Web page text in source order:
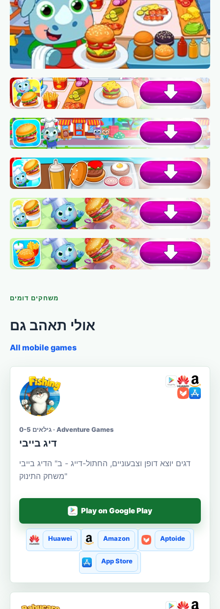
משחקים דומים
אולי תאהב גם
All mobile games
גילאים 0-5 · Adventure Games
דיג בייבי
דגים יוצא דופן וצבעוניים, החתול-דייג - ב" הדיג בייבי
"משחק התינוק
Play on Google Play
Huawei Amazon Aptoide
App Store